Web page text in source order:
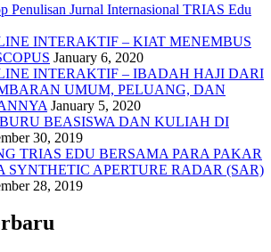
Penulisan Jurnal Internasional TRIAS Edu
INTERAKTIF – KIAT MENEMBUS
January 6, 2020
INTERAKTIF – IBADAH HAJI DARI
UMUM, PELUANG, DAN
January 5, 2020
BEASISWA DAN KULIAH DI
30, 2019
TRIAS EDU BERSAMA PARA PAKAR
SYNTHETIC APERTURE RADAR (SAR)
28, 2019